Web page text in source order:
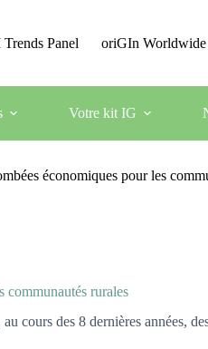
Panel oriGIn
Votre kit IG
économiques pour les
communautés rurales
des 8 dernières années,